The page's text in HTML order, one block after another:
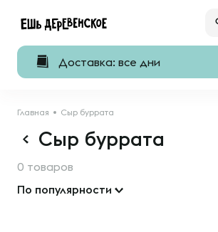
Доставка: все дни
Главная Сыр буррата
Сыр буррата
0 товаров
По популярности